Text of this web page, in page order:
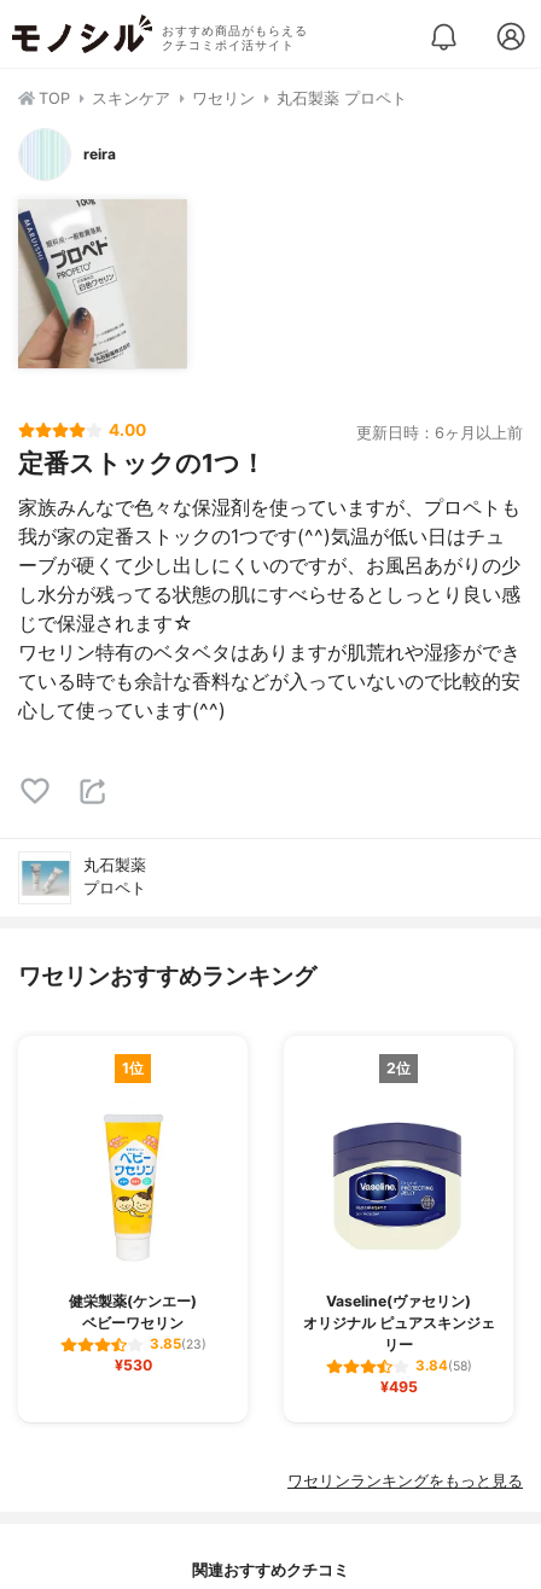
おすすめ商品がもらえる
クチコミポイ活サイト
TOP スキンケア ワセリン 丸石製薬 プロペト
reira
4.00 更新日時：6ヶ月以上前
定番ストックの1つ！
家族みんなで色々な保湿剤を使っていますが、プロペトも
我が家の定番ストックの1つです(^^)気温が低い日はチュ
ーブが硬くて少し出しにくいのですが、お風呂あがりの少
し水分が残ってる状態の肌にすべらせるとしっとり良い感
じで保湿されます☆
ワセリン特有のベタベタはありますが肌荒れや湿疹ができ
ている時でも余計な香料などが入っていないので比較的安
心して使っています(^^)
丸石製薬
プロペト
ワセリンおすすめランキング
1位
健栄製薬(ケンエー)
ベビーワセリン
3.85(23)
¥530
2位
Vaseline(ヴァセリン)
オリジナル ピュアスキンジェ
リー
3.84(58)
¥495
ワセリンランキングをもっと見る
関連おすすめクチコミ